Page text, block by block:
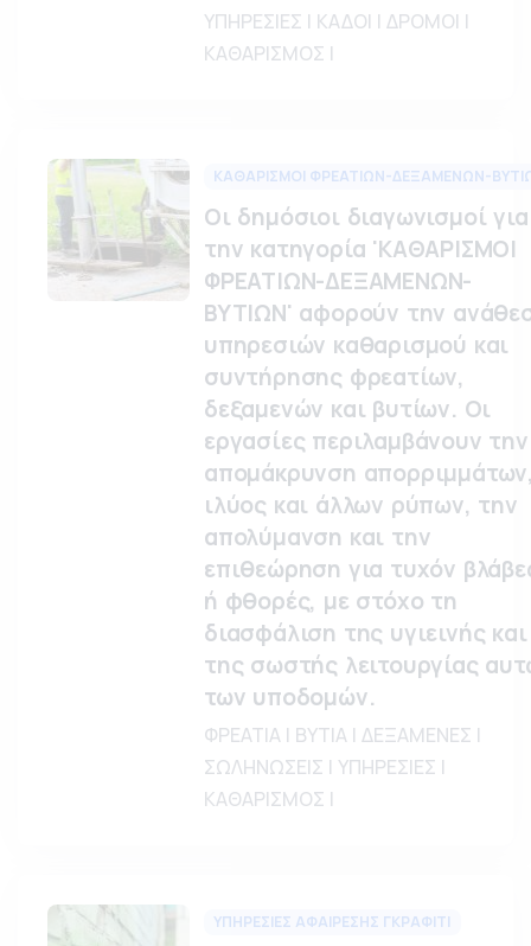
ΥΠΗΡΕΣΙΕΣ | ΚΑΔΟΙ | ΔΡΟΜΟΙ |
ΚΑΘΑΡΙΣΜΟΣ |
ΚΑΘΑΡΙΣΜΟΙ ΦΡΕΑΤΙΩΝ-ΔΕΞΑΜΕΝΩΝ-
Οι δημόσιοι διαγωνισμοί για
την κατηγορία 'ΚΑΘΑΡΙΣΜΟΙ
ΦΡΕΑΤΙΩΝ-ΔΕΞΑΜΕΝΩΝ-
ΒΥΤΙΩΝ' αφορούν την
υπηρεσιών καθαρισμού και
συντήρησης φρεατίων,
δεξαμενών και βυτίων. Οι
εργασίες περιλαμβάνουν την
απομάκρυνση
ιλύος και άλλων ρύπων, την
απολύμανση και την
επιθεώρηση για τυχόν
ή φθορές, με στόχο τη
διασφάλιση της υγιεινής και
της σωστής λειτουργίας
των υποδομών.
ΦΡΕΑΤΙΑ | ΒΥΤΙΑ | ΔΕΞΑΜΕΝΕΣ |
ΣΩΛΗΝΩΣΕΙΣ | ΥΠΗΡΕΣΙΕΣ |
ΚΑΘΑΡΙΣΜΟΣ |
ΥΠΗΡΕΣΙΕΣ ΑΦΑΙΡΕΣΗΣ ΓΚΡΑΦΙΤΙ